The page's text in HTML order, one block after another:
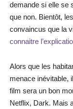
demande si elle se
que non. Bientôt,
convaincus que la
connaitre
Alors que les
menace inévitable,
film sera un bon
Netflix, Dark. Mais